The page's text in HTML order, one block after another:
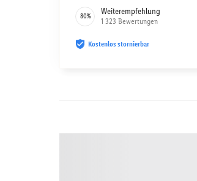
80% Weiterempfehlung
1 323 Bewertungen
Kostenlos stornierbar